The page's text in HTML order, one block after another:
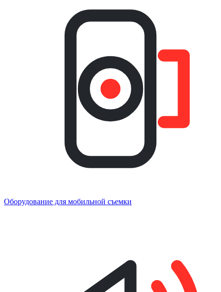
Оборудование для мобильной съемки